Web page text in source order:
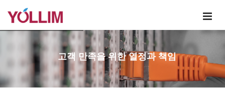
고객 만족을 위한 열정과 책임